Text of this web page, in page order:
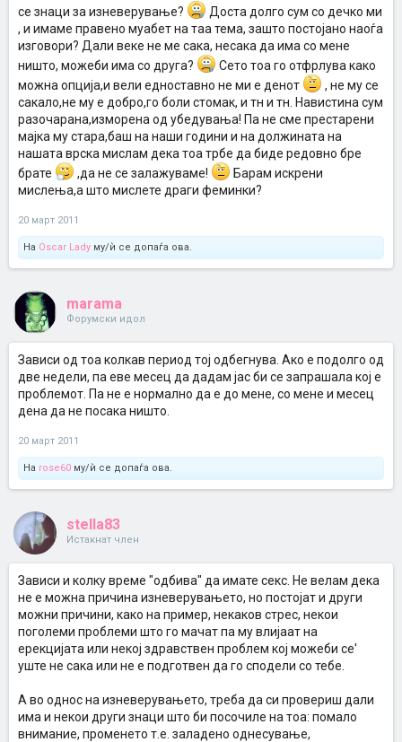
се знаци за изневерување?
Доста долго сум со дечко ми
, и имаме правено муабет на таа тема, зашто постојано наоѓа
изговори? Дали веке не ме сака, несака да има со мене
ништо, можеби има со друга?
Сето тоа го отфрлува како
можна опција,и вели едноставно не ми е денот
, не му се
сакало,не му е добро,го боли стомак, и тн и тн. Навистина сум
разочарана,изморена од убедувања! Па не сме престарени
мајка му стара,баш на наши години и на должината на
нашата врска мислам дека тоа трбе да биде редовно бре
брате
,да не се залажуваме!
Барам искрени
мислења,а што мислете драги феминки?
20 март 2011
На Oscar Lady му/ѝ се допаѓа ова.
marama
Форумски идол
Зависи од тоа колкав период тој одбегнува. Ако е подолго од
две недели, па еве месец да дадам јас би се запрашала кој е
проблемот. Па не е нормално да е до мене, со мене и месец
дена да не посака ништо.
20 март 2011
На rose60 му/ѝ се допаѓа ова.
stella83
Истакнат член
Зависи и колку време "одбива" да имате секс. Не велам дека
не е можна причина изневерувањето, но постојат и други
можни причини, како на пример, некаков стрес, некои
поголеми проблеми што го мачат па му влијаат на
ерекцијата или некој здравствен проблем кој можеби се'
уште не сака или не е подготвен да го сподели со тебе.
А во однос на изневерувањето, треба да си провериш дали
има и некои други знаци што би посочиле на тоа: помало
внимание, променето т.е. заладено однесување,